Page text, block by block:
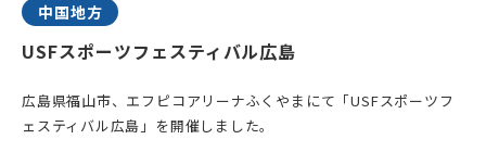
中国地方
USFスポーツフェスティバル広島
広島県福山市、エフピコアリーナふくやまにて「USFスポーツフ
ェスティバル広島」を開催しました。